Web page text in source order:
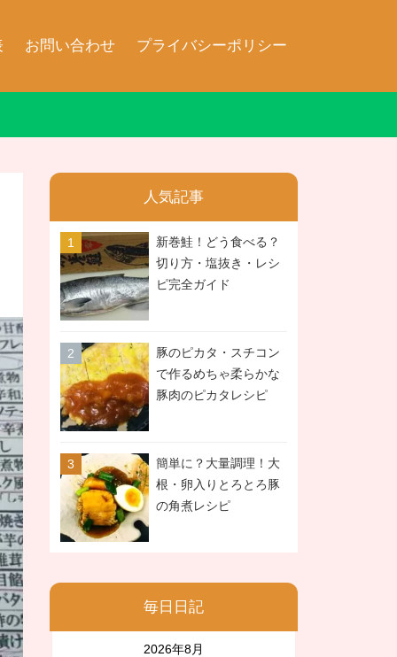
お問い合わせ プライバシーポリシー
人気記事
新巻鮭！どう食べる？
切り方・塩抜き・レシ
ピ完全ガイド
豚のピカタ・スチコン
で作るめちゃ柔らかな
豚肉のピカタレシピ
簡単に？大量調理！大
根・卵入りとろとろ豚
の角煮レシピ
毎日日記
2026年8月